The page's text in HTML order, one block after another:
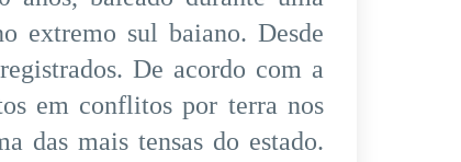
extremo sul baiano. Desde
De acordo com a
em conflitos por terra nos
das mais tensas do estado.